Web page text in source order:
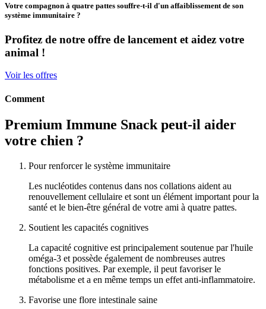
Votre compagnon à quatre pattes souffre-t-il d'un affaiblissement de son
système immunitaire ?
Profitez de notre offre de lancement et aidez votre
animal !
Voir les offres
Comment
Premium Immune Snack peut-il aider
votre chien ?
Pour renforcer le système immunitaire
Les nucléotides contenus dans nos collations aident au
renouvellement cellulaire et sont un élément important pour la
santé et le bien-être général de votre ami à quatre pattes.
Soutient les capacités cognitives
La capacité cognitive est principalement soutenue par l'huile
oméga-3 et possède également de nombreuses autres
fonctions positives. Par exemple, il peut favoriser le
métabolisme et a en même temps un effet anti-inflammatoire.
Favorise une flore intestinale saine